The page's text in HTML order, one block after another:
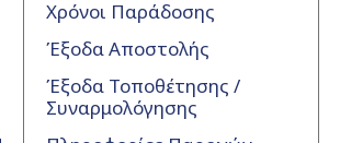
Χρόνοι Παράδοσης
Έξοδα Αποστολής
Έξοδα Τοποθέτησης /
Συναρμολόγησης